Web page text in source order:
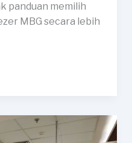
panduan memilih
MBG secara lebih